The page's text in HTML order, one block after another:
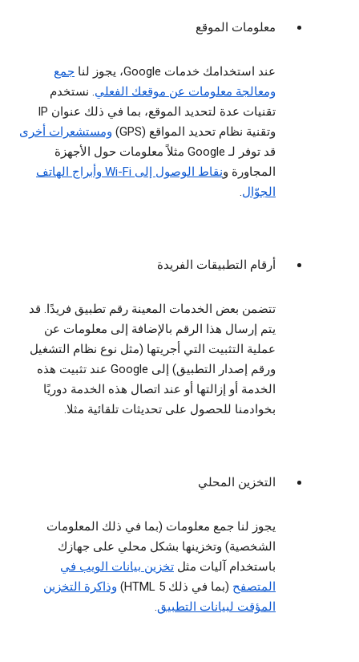
معلومات الموقع
عند استخدامك خدمات Google، يجوز لنا
جمع
ومعالجة معلومات عن موقعك الفعلي. نستخدم
تقنيات عدة لتحديد الموقع، بما في ذلك عنوان IP
وتقنية نظام تحديد المواقع (GPS)
ومستشعرات أخرى
قد توفر لـ Google مثلاً معلومات حول الأجهزة
المجاورة و
نقاط الوصول إلى Wi-Fi وأبراج الهاتف
الجوّال.
أرقام التطبيقات الفريدة
تتضمن بعض الخدمات المعينة رقم تطبيق فريدًا. قد
يتم إرسال هذا الرقم بالإضافة إلى معلومات عن
عملية التثبيت التي أجريتها (مثل نوع نظام التشغيل
ورقم إصدار التطبيق) إلى Google عند تثبيت هذه
الخدمة أو إزالتها أو عند اتصال هذه الخدمة دوريًا
بخوادمنا للحصول على تحديثات تلقائية مثلا.
التخزين المحلي
يجوز لنا جمع معلومات (بما في ذلك المعلومات
الشخصية) وتخزينها بشكل محلي على جهازك
باستخدام آليات مثل تخزين بيانات الويب في
المتصفح (بما في ذلك HTML 5)
وذاكرة التخزين
المؤقت لبيانات التطبيق.